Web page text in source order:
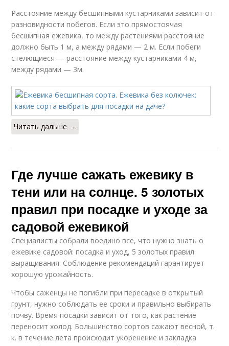
Расстояние между бесшипными кустарниками зависит от
разновидности побегов. Если это прямостоячая
бесшипная ежевика, то между растениями расстояние
должно быть 1 м, а между рядами — 2 м. Если побеги
стелющиеся — расстояние между кустарниками 4 м,
между рядами — 3м.
Читать дальше →
Где лучше сажать ежевику в
тени или на солнце. 5 золотых
правил при посадке и уходе за
садовой ежевикой
Специалисты собрали воедино все, что нужно знать о
ежевике садовой: посадка и уход, 5 золотых правил
выращивания. Соблюдение рекомендаций гарантирует
хорошую урожайность.
Чтобы саженцы не погибли при пересадке в открытый
грунт, нужно соблюдать ее сроки и правильно выбирать
почву. Время посадки зависит от того, как растение
переносит холод. Большинство сортов сажают весной, т.
к. в течение лета происходит укоренение и закладка